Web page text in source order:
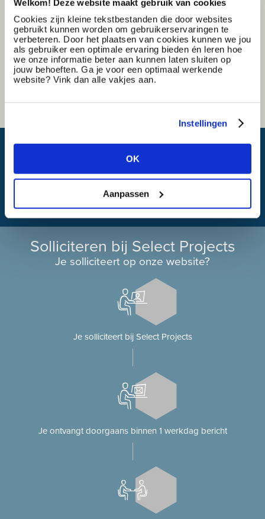
Welkom! Deze website maakt gebruik van cookies
Cookies zijn kleine tekstbestanden die door websites
gebruikt kunnen worden om gebruikerservaringen te
verbeteren. Door het plaatsen van cookies kunnen we jou
als gebruiker een optimale ervaring bieden én leren hoe
we onze informatie beter aan kunnen laten sluiten op
jouw behoeften. Ga je voor een optimaal werkende
website? Vink dan alle vakjes aan.
Instellingen
OK
Aanpassen
Wat is mijn reistijd?
Solliciteren bij Select Projects
Je solliciteert op onze website?
Je solliciteert bij Select Projects
Je ontvangt doorgaans binnen 1 werkdag bericht